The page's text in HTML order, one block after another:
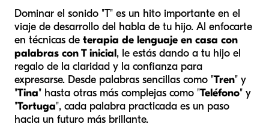
Dominar el sonido "T" es un hito importante en el
viaje de desarrollo del habla de tu hijo. Al enfocarte
en técnicas de terapia de lenguaje en casa con
palabras con T inicial, le estás dando a tu hijo el
regalo de la claridad y la confianza para
expresarse. Desde palabras sencillas como "Tren" y
"Tina" hasta otras más complejas como "Teléfono" y
"Tortuga", cada palabra practicada es un paso
hacia un futuro más brillante.